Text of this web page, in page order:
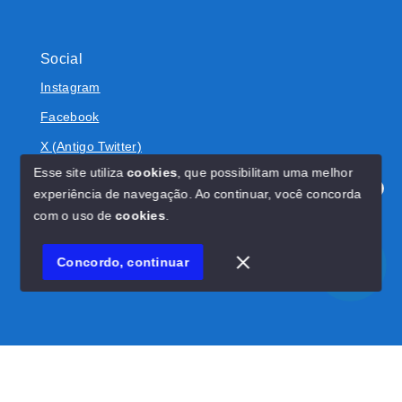
Olá! Estamos disponíveis para te ajudar.
Social
Instagram
Facebook
X (Antigo Twitter)
© Copyright 2026 - BOLIVAR IMÓVEIS - Todos os direitos
SITE PARA IMOBILIARIA
Esse site utilizacookies , que possibilitam uma melhor
experiência de navegação. Ao continuar, você concorda
com o uso decookies
Concordo, continuar